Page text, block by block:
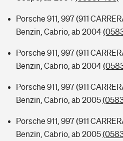
Porsche 911, 997 (911
Benzin, Cabrio, ab 2004
Porsche 911, 997 (911
Benzin, Cabrio, ab 2004
Porsche 911, 997 (911
Benzin, Cabrio, ab 2005
Porsche 911, 997 (911
Benzin, Cabrio, ab 2005